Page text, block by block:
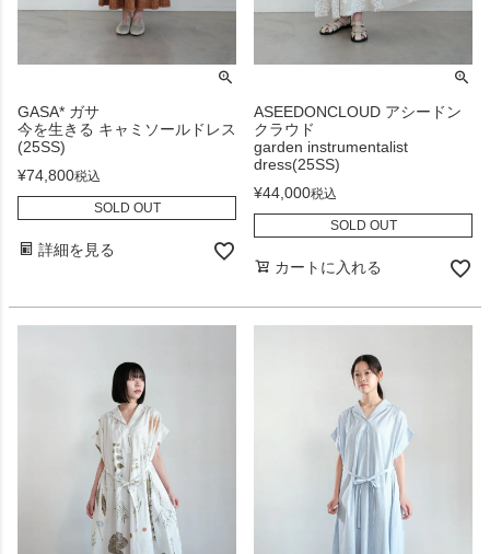
GASA* ガサ
今を生きる キャミソールドレス
(25SS)
¥74,800税込
SOLD OUT
詳細を見る
ASEEDONCLOUD アシードン
クラウド
garden instrumentalist
dress(25SS)
¥44,000税込
SOLD OUT
カートに入れる